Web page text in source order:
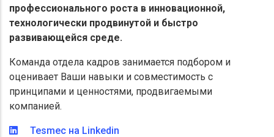
профессионального роста в инновационной,
технологически продвинутой и быстро
развивающейся среде.
Команда отдела кадров занимается подбором и
оценивает Ваши навыки и совместимость с
принципами и ценностями, продвигаемыми
компанией.
Tesmec на Linkedin